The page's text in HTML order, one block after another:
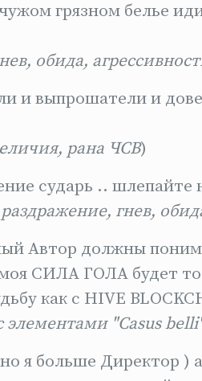
грязном белье
обида,
и выпрошатели и
рана ЧСВ)
сударь .. шлепайте
гнев,
Автор должны
СИЛА ГОЛА будет
как с HIVE
элементами "Casus
я больше Директор )